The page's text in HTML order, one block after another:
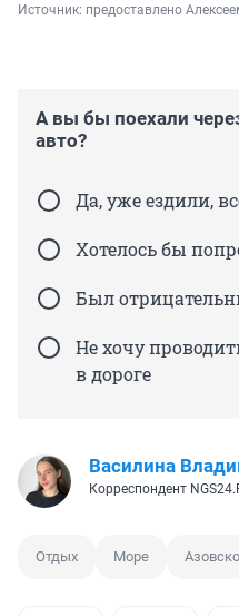
Источник: предоставлено
А вы бы поехали
авто?
Да, уже ездили,
Хотелось бы
Был
Не хочу
в дороге
Василина
Корреспондент
Отдых Море